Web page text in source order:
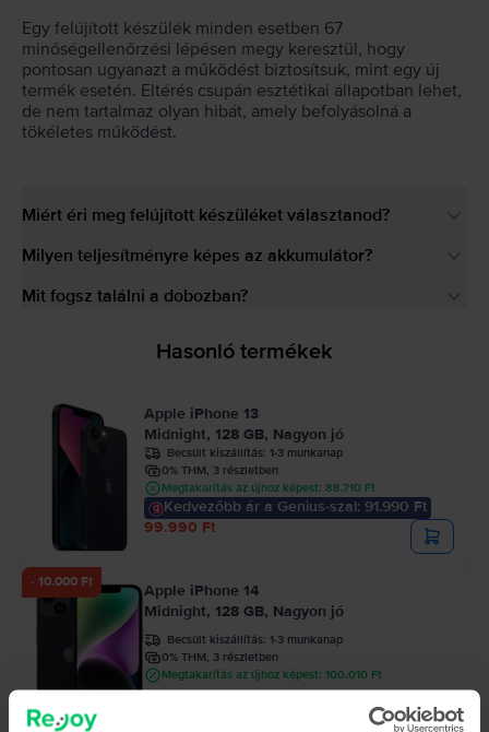
Egy felújított készülék minden esetben 67
minőségellenőrzési lépésen megy keresztül, hogy
pontosan ugyanazt a működést biztosítsuk, mint egy új
termék esetén. Eltérés csupán esztétikai állapotban lehet,
de nem tartalmaz olyan hibát, amely befolyásolná a
tökéletes működést.
Miért éri meg felújított készüléket választanod?
Milyen teljesítményre képes az akkumulátor?
Mit fogsz találni a dobozban?
Hasonló termékek
Apple iPhone 13
Midnight, 128 GB, Nagyon jó
Becsült kiszállítás: 1-3 munkanap
0% THM, 3 részletben
Megtakarítás az újhoz képest: 88.710 Ft
Kedvezőbb ár a Genius-szal: 91.990 Ft
99.990 Ft
- 10.000 Ft
Apple iPhone 14
Midnight, 128 GB, Nagyon jó
Becsült kiszállítás: 1-3 munkanap
0% THM, 3 részletben
Megtakarítás az újhoz képest: 100.010 Ft